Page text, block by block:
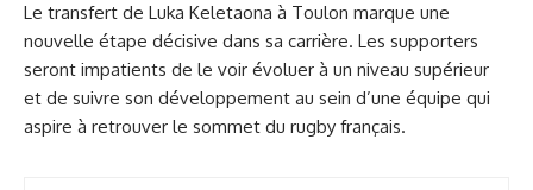
Le transfert de Luka Keletaona à Toulon marque une
nouvelle étape décisive dans sa carrière. Les supporters
seront impatients de le voir évoluer à un niveau supérieur
et de suivre son développement au sein d’une équipe qui
aspire à retrouver le sommet du rugby français.